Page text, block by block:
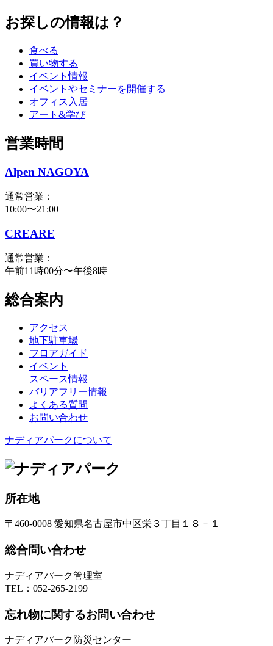
お探しの情報は？
食べる
買い物する
イベント情報
イベントやセミナーを開催する
オフィス入居
アート&学び
営業時間
Alpen NAGOYA
通常営業：
10:00〜21:00
CREARE
通常営業：
午前11時00分〜午後8時
総合案内
アクセス
地下駐車場
フロアガイド
イベント
スペース情報
バリアフリー情報
よくある質問
お問い合わせ
ナディアパークについて
所在地
〒460-0008 愛知県名古屋市中区栄３丁目１８－１
総合問い合わせ
ナディアパーク管理室
TEL： 052-265-2199
忘れ物に関するお問い合わせ
ナディアパーク防災センター